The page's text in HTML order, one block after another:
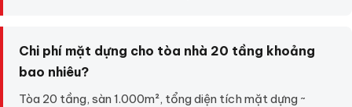
Chi phí mặt dựng cho tòa nhà 20 tầng khoảng
bao nhiêu?
Tòa 20 tầng, sàn 1.000m², tổng diện tích mặt dựng ~